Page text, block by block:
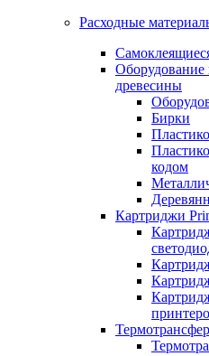
Расходные
Оборудование
древесины
Бирки
кодом
Картриджи